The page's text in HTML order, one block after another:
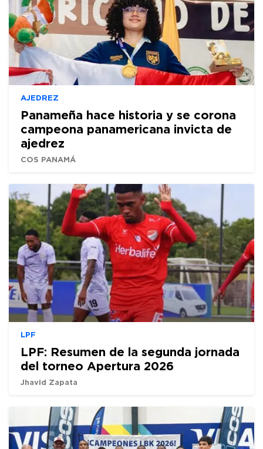
AJEDREZ
Panameña hace historia y se corona
campeona panamericana invicta de
ajedrez
COS PANAMÁ
LPF
LPF: Resumen de la segunda jornada
del torneo Apertura 2026
Jhavid Zapata